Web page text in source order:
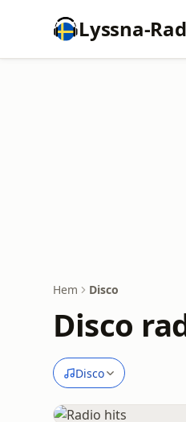
Lyssna-
Hem Disco
Disco
Disco